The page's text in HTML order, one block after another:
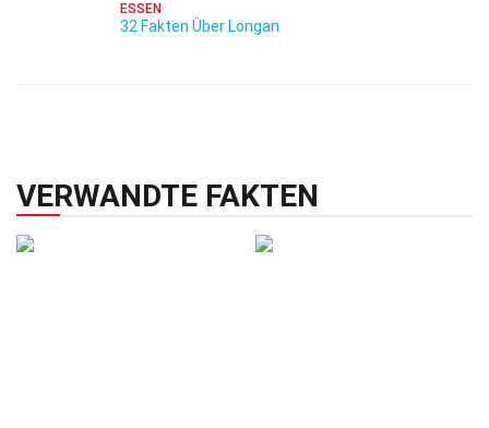
ESSEN
32 Fakten Über Longan
VERWANDTE FAKTEN